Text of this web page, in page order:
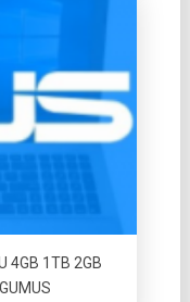
4GB 1TB 2GB